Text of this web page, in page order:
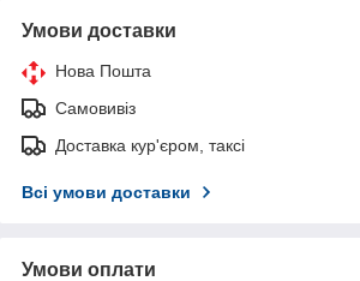
Умови доставки
Нова Пошта
Самовивіз
Доставка кур'єром, таксі
Всі умови доставки
Умови оплати